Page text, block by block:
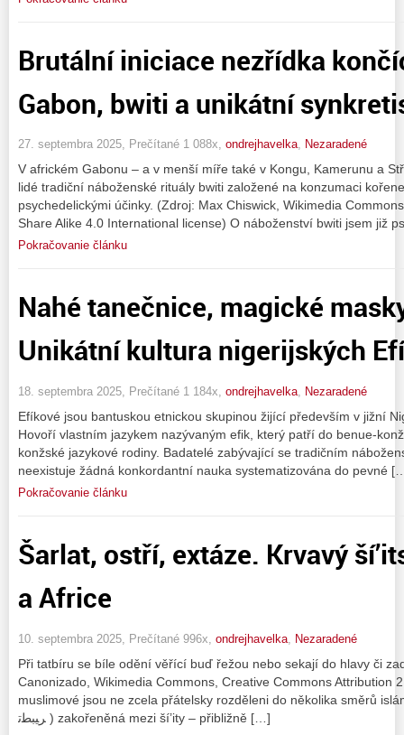
Brutální iniciace nezřídka
Gabon, bwiti a unikátní
27. septembra 2025, Prečítané 1 088x, ondrejhavelka, Nezaradené
V africkém Gabonu – a v menší míře také v Kongu, Kamerunu a
lidé tradiční náboženské rituály bwiti založené na konzumaci
psychedelickými účinky. (Zdroj: Max Chiswick, Wikimedia
Share Alike 4.0 International license) O náboženství bwiti jsem již
Pokračovanie článku
Nahé tanečnice, magické
Unikátní kultura nigerijských
18. septembra 2025, Prečítané 1 184x, ondrejhavelka Nezaradené
Efíkové jsou bantuskou etnickou skupinou žijící především v jižní
Hovoří vlastním jazykem nazývaným efik, který patří do benue-
konžské jazykové rodiny. Badatelé zabývající se tradičním
neexistuje žádná konkordantní nauka systematizována do pevné
Pokračovanie článku
Šarlat, ostří, extáze. Krvavý
a Africe
10. septembra 2025, Prečítané 996x, ondrejhavelka Nezaradené
Při tatbíru se bíle odění věřící buď řežou nebo sekají do hlavy či
Canonizado, Wikimedia Commons, Creative Commons Attribution
muslimové jsou ne zcela přátelsky rozděleni do několika směrů
ﺮﯿﺒﻄﺗ ) zakořeněná mezi ší’ity – přibližně […]